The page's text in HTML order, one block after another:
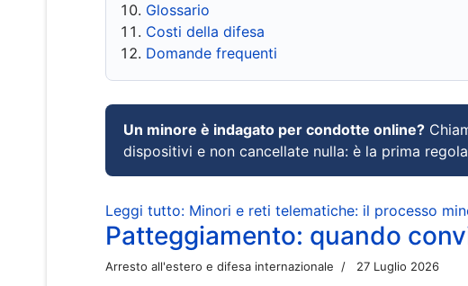
Glossario
Costi della difesa
Domande frequenti
Un minore è indagato per condotte online?
dispositivi e non cancellate nulla: è la prima
Leggi tutto: Minori e reti telematiche: il processo
Patteggiamento: quando
Arresto all'estero e difesa internazionale 27 Luglio 2026